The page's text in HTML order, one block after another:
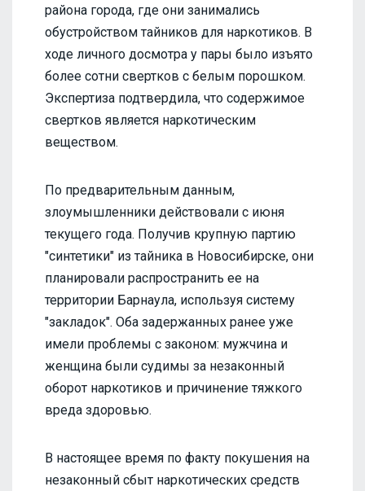
района города, где они занимались
обустройством тайников для наркотиков. В
ходе личного досмотра у пары было изъято
более сотни свертков с белым порошком.
Экспертиза подтвердила, что содержимое
свертков является наркотическим
веществом.
По предварительным данным,
злоумышленники действовали с июня
текущего года. Получив крупную партию
"синтетики" из тайника в Новосибирске, они
планировали распространить ее на
территории Барнаула, используя систему
"закладок". Оба задержанных ранее уже
имели проблемы с законом: мужчина и
женщина были судимы за незаконный
оборот наркотиков и причинение тяжкого
вреда здоровью.
В настоящее время по факту покушения на
незаконный сбыт наркотических средств